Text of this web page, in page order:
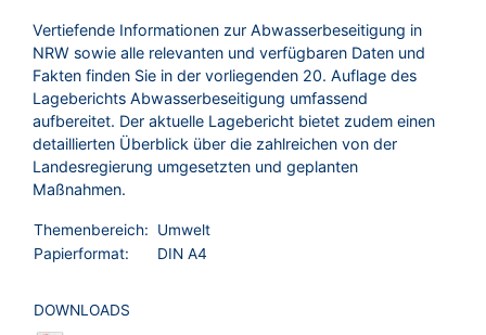
Vertiefende Informationen zur Abwasserbeseitigung in
NRW sowie alle relevanten und verfügbaren Daten und
Fakten finden Sie in der vorliegenden 20. Auflage des
Lageberichts Abwasserbeseitigung umfassend
aufbereitet. Der aktuelle Lagebericht bietet zudem einen
detaillierten Überblick über die zahlreichen von der
Landesregierung umgesetzten und geplanten
Maßnahmen.
Themenbereich:
Umwelt
Papierformat:
DIN A4
DOWNLOADS